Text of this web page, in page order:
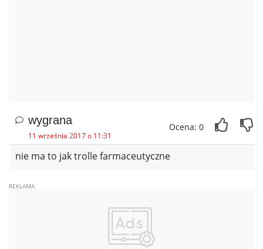
wygrana
11 września 2017 o 11:31
Ocena: 0
nie ma to jak trolle farmaceutyczne